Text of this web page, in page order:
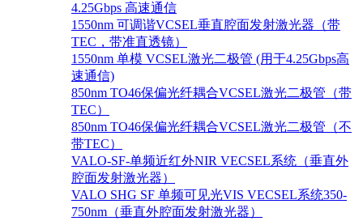
4.25Gbps 高速通信
1550nm 可调谐VCSEL垂直腔面发射激光器（带
TEC，带准直透镜）
1550nm 单模 VCSEL激光二极管 (用于4.25Gbps高
速通信)
850nm TO46保偏光纤耦合VCSEL激光二极管（带
TEC）
850nm TO46保偏光纤耦合VCSEL激光二极管（不
带TEC）
VALO-SF-单频近红外NIR VECSEL系统（垂直外
腔面发射激光器）
VALO SHG SF 单频可见光VIS VECSEL系统350-
750nm（垂直外腔面发射激光器）